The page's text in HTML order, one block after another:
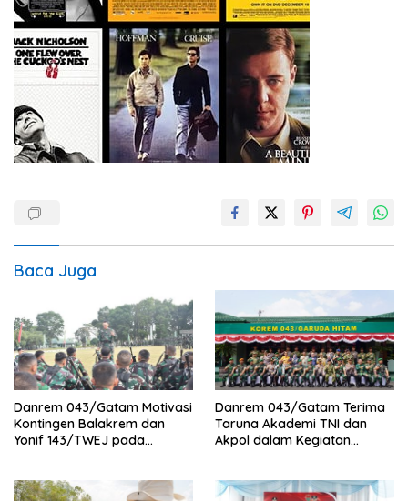
Baca Juga
Danrem 043/Gatam Motivasi
Kontingen Balakrem dan
Yonif 143/TWEJ pada
Danrem 043/Gatam Terima
Taruna Akademi TNI dan
Akpol dalam Kegiatan